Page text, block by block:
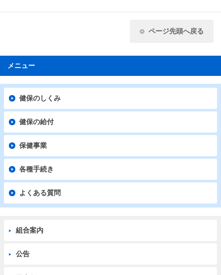
ページ先頭へ戻る
メニュー
健保のしくみ
健保の給付
保健事業
各種手続き
よくある質問
組合案内
公告